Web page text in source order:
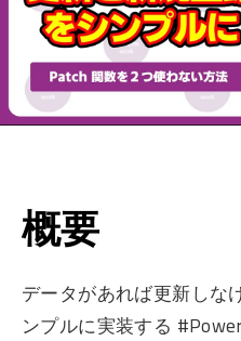
概要
データがあれば更新しな
ンプルに実装する